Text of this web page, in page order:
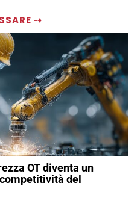
⇢
OT diventa un
del